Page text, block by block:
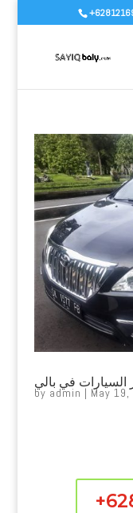
السيارات في بالي
by admin | May 19,